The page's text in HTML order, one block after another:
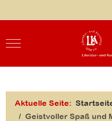
Mobile Menu Toggle
Aktuelle Seite:
Geistvoller Spaß und